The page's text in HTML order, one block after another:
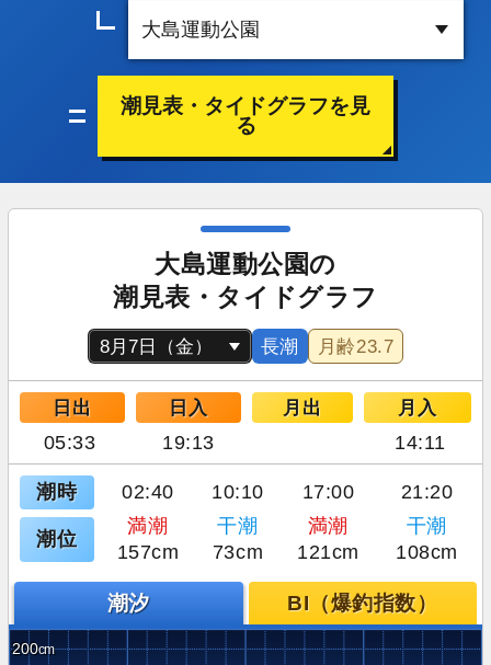
潮見表・タイドグラフを見
る
大島運動公園の
潮見表・タイドグラフ
長潮 月齢23.7
日出 日入 月出 月入
05:33 19:13 14:11
潮時 02:40 10:10 17:00 21:20
潮位
満潮 干潮 満潮
干潮
157cm
73cm 121cm 108cm
潮汐 BI（爆釣指数）
200